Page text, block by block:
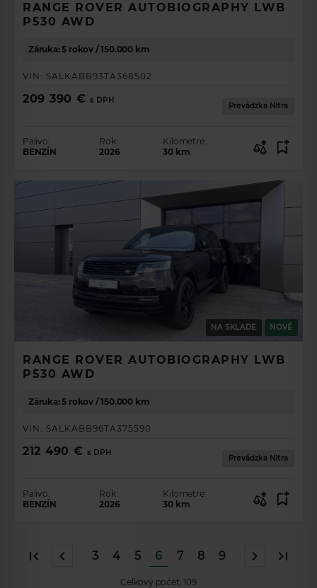
RANGE ROVER AUTOBIOGRAPHY LWB
P530 AWD
Záruka: 5 rokov / 150.000 km
VIN: SALKABB93TA368502
209 390 € s DPH
Prevádzka Nitra
Palivo:
BENZÍN
Rok:
2026
Kilometre:
30 km
NA SKLADE NOVÉ
RANGE ROVER AUTOBIOGRAPHY LWB
P530 AWD
Záruka: 5 rokov / 150.000 km
VIN: SALKABB96TA375590
212 490 € s DPH
Prevádzka Nitra
Palivo:
BENZÍN
Rok:
2026
Kilometre:
30 km
3 4 5 6 7 8 9
Celkový počet:109